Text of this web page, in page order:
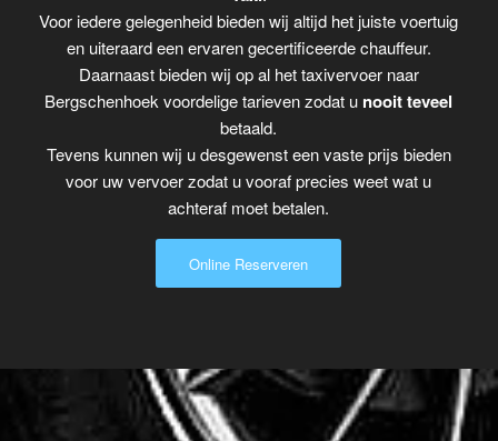
Voor iedere gelegenheid bieden wij altijd het juiste voertuig
en uiteraard een ervaren gecertificeerde chauffeur.
Daarnaast bieden wij op al het taxivervoer naar
Bergschenhoek voordelige tarieven zodat u nooit teveel
betaald.
Tevens kunnen wij u desgewenst een vaste prijs bieden
voor uw vervoer zodat u vooraf precies weet wat u
achteraf moet betalen.
Online Reserveren